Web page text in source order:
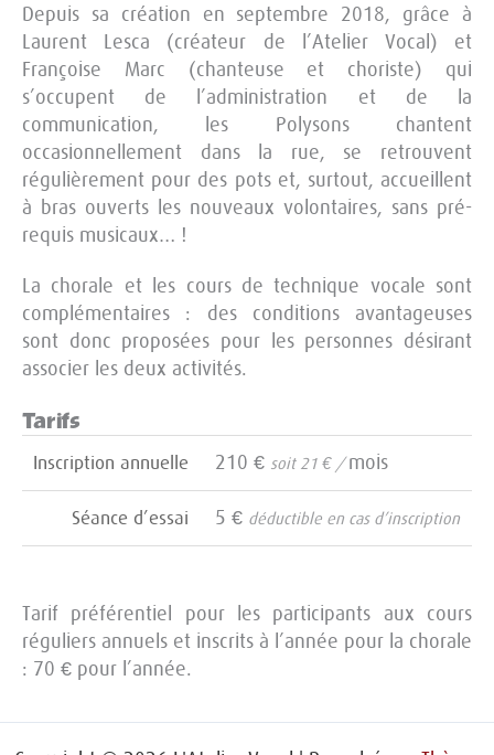
Depuis sa création en septembre 2018, grâce à
Laurent Lesca (créateur de l’Atelier Vocal) et
Françoise Marc (chanteuse et choriste) qui
s’occupent de l’administration et de la
communication, les Polysons chantent
occasionnellement dans la rue, se retrouvent
régulièrement pour des pots et, surtout, accueillent
à bras ouverts les nouveaux volontaires, sans pré-
requis musicaux… !
La chorale et les cours de technique vocale sont
complémentaires : des conditions avantageuses
sont donc proposées pour les personnes désirant
associer les deux activités.
Tarifs
Inscription annuelle 210 € soit 21 € /mois
Séance d’essai 5 € déductible en cas d’inscription
Tarif préférentiel pour les participants aux cours
réguliers annuels et inscrits à l’année pour la chorale
: 70 € pour l’année.